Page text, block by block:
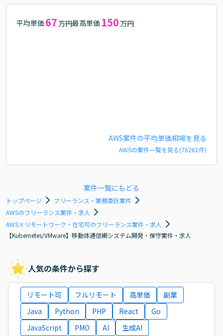
平均単価 67 万円最高単価 150 万円
AWS案件の平均単価相場を見る
AWSの案件一覧を見る(76261件)
案件一覧にもどる
トップページ
フリーランス・業務委託案件
AWSのフリーランス案件・求人
AWS×リモートワーク・在宅可のフリーランス案件・求人
【Kubernetes/VMware】移動体通信網システム開発・保守案件・求人
人気の条件から探す
リモート可 フルリモート 高単価
副業
Java
Python PHP React
Go
JavaScript
PMO AI
生成AI